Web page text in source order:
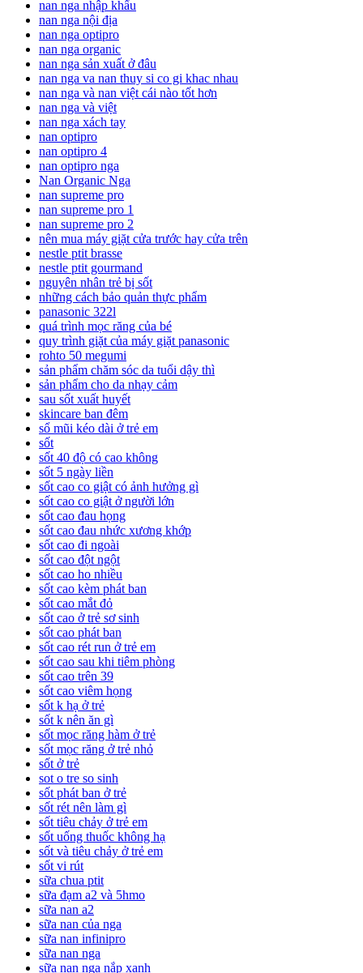
nan nga nhập khẩu
nan nga nội địa
nan nga optipro
nan nga organic
nan nga sản xuất ở đâu
nan nga va nan thuy si co gi khac nhau
nan nga và nan việt cái nào tốt hơn
nan nga và việt
nan nga xách tay
nan optipro
nan optipro 4
nan optipro nga
Nan Organic Nga
nan supreme pro
nan supreme pro 1
nan supreme pro 2
nên mua máy giặt cửa trước hay cửa trên
nestle ptit brasse
nestle ptit gourmand
nguyên nhân trẻ bị sốt
những cách bảo quản thực phẩm
panasonic 322l
quá trình mọc răng của bé
quy trình giặt của máy giặt panasonic
rohto 50 megumi
sản phẩm chăm sóc da tuổi dậy thì
sản phẩm cho da nhạy cảm
sau sốt xuất huyết
skincare ban đêm
sổ mũi kéo dài ở trẻ em
sốt
sốt 40 độ có cao không
sốt 5 ngày liền
sốt cao co giật có ảnh hưởng gì
sốt cao co giật ở người lớn
sốt cao đau họng
sốt cao đau nhức xương khớp
sốt cao đi ngoài
sốt cao đột ngột
sốt cao ho nhiều
sốt cao kèm phát ban
sốt cao mắt đỏ
sốt cao ở trẻ sơ sinh
sốt cao phát ban
sốt cao rét run ở trẻ em
sốt cao sau khi tiêm phòng
sốt cao trên 39
sốt cao viêm họng
sốt k hạ ở trẻ
sốt k nên ăn gì
sốt mọc răng hàm ở trẻ
sốt mọc răng ở trẻ nhỏ
sốt ở trẻ
sot o tre so sinh
sốt phát ban ở trẻ
sốt rét nên làm gì
sốt tiêu chảy ở trẻ em
sốt uống thuốc không hạ
sốt và tiêu chảy ở trẻ em
sốt vi rút
sữa chua ptit
sữa đạm a2 và 5hmo
sữa nan a2
sữa nan của nga
sữa nan infinipro
sữa nan nga
sữa nan nga nắp xanh